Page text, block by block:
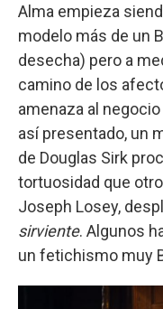
Alma empieza
modelo más de un
desecha) pero a
camino de los
amenaza al
así presentado, un
de Douglas Sirk
tortuosidad que
Joseph Losey,
sirviente. Algunos
un fetichismo muy